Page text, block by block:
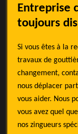
Entreprise
toujours
Si vous êtes à la
travaux de
changement,
nous déplacer
vous aider. Nous
vous avez quel
nos zingueurs